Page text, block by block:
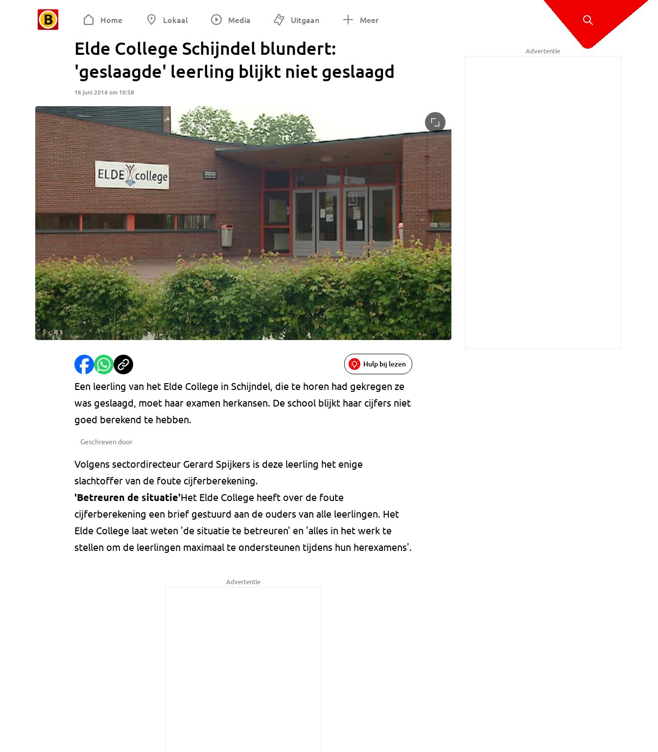
Home Lokaal Media Uitgaan Meer
Elde College Schijndel blundert:
'geslaagde' leerling blijkt niet geslaagd
16 juni 2014 om 10:58
Hulp bij lezen
Een leerling van het Elde College in Schijndel, die te horen had gekregen ze
was geslaagd, moet haar examen herkansen. De school blijkt haar cijfers niet
goed berekend te hebben.
Geschreven door
Volgens sectordirecteur Gerard Spijkers is deze leerling het enige
slachtoffer van de foute cijferberekening.
'Betreuren de situatie'Het Elde College heeft over de foute
cijferberekening een brief gestuurd aan de ouders van alle leerlingen. Het
Elde College laat weten 'de situatie te betreuren' en 'alles in het werk te
stellen om de leerlingen maximaal te ondersteunen tijdens hun herexamens'.
Advertentie
Advertentie